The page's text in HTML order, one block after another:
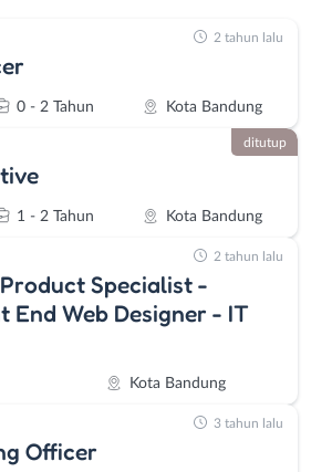
0 - 2 Tahun Kota Bandung
2 tahun lalu
1 - 2 Tahun Kota Bandung
ditutup
Specialist -
End Web Designer - IT
Kota Bandung
2 tahun lalu
Officer
3 tahun lalu